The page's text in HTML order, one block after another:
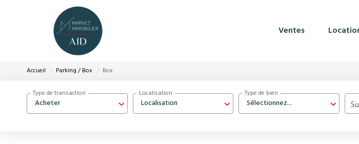
Ventes
Accueil Parking / Box Box
Acheter
Type de transaction
Localisation
Localisation
Sélectionnez...
Type de bien